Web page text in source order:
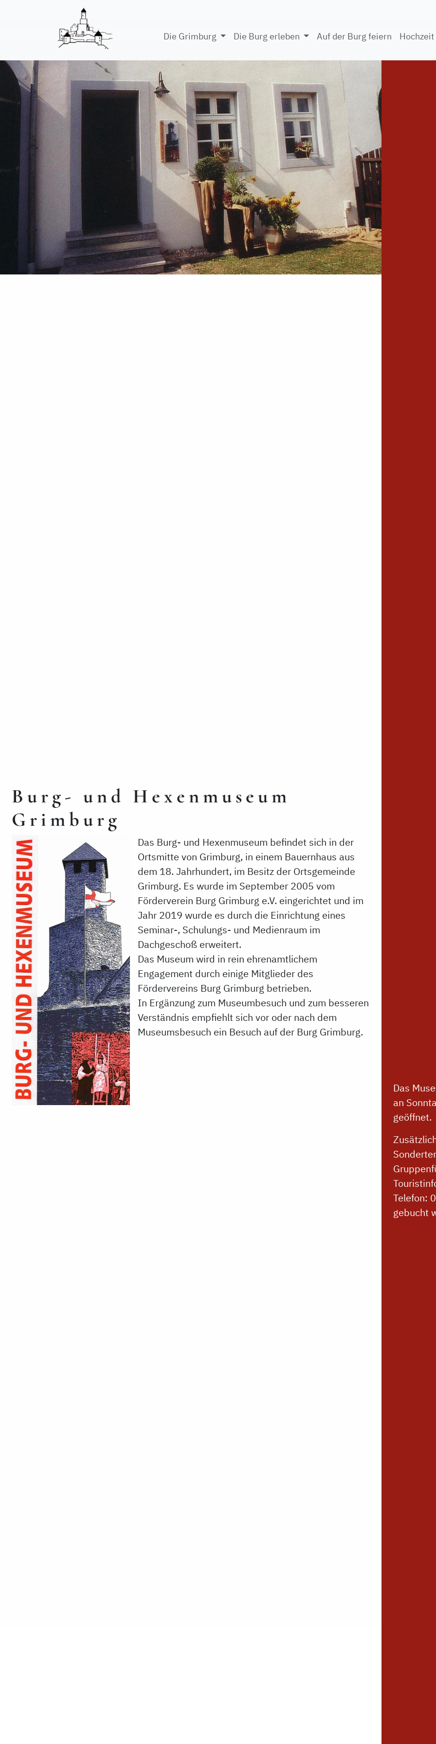
Die Grimburg
Die Burg erleben Auf der Burg feiern
Burg- und Hexenmuseum
Grimburg
Das Burg- und Hexenmuseum befindet sich in der
Ortsmitte von Grimburg, in einem Bauernhaus aus
dem 18. Jahrhundert, im Besitz der Ortsgemeinde
Grimburg. Es wurde im September 2005 vom
Förderverein Burg Grimburg e.V. eingerichtet und im
Jahr 2019 wurde es durch die Einrichtung eines
Seminar-, Schulungs- und Medienraum im
Dachgeschoß erweitert.
Das Museum wird in rein ehrenamtlichem
Engagement durch einige Mitglieder des
Fördervereins Burg Grimburg betrieben.
In Ergänzung zum Museumbesuch und zum besseren
Verständnis empfiehlt sich vor oder nach dem
Museumsbesuch ein Besuch auf der Burg Grimburg.
Das
an
geöffnet.
Telefon:
gebucht